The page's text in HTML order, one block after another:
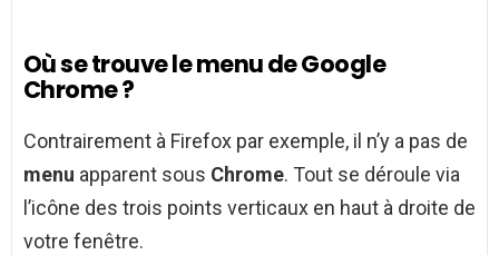
Où se trouve le menu de Google
Chrome ?
Contrairement à Firefox par exemple, il n’y a pas de
menu apparent sous Chrome. Tout se déroule via
l’icône des trois points verticaux en haut à droite de
votre fenêtre.